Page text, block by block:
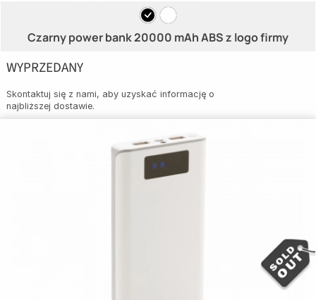
Czarny power bank 20000 mAh ABS z logo firmy
WYPRZEDANY
Skontaktuj się z nami, aby uzyskać informację o
najbliższej dostawie.